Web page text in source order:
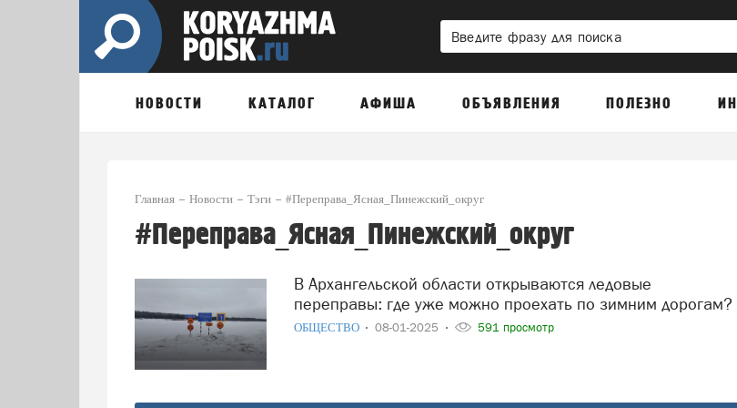
НОВОСТИ КАТАЛОГ АФИША ОБЪЯВЛЕНИЯ ПОЛЕЗНО
Главная Новости Тэги #Переправа_Ясная_Пинежский_округ
#Переправа_Ясная_Пинежский_округ
В Архангельской области открываются ледовые
переправы: где уже можно проехать по зимним дорогам?
ОБЩЕСТВО 08-01-2025 591 просмотр